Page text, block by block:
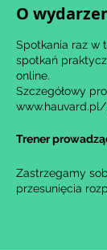
O
Spotkania raz w
spotkań
online.
Szczegółowy
Trener
Zastrzegamy
przesunięcia
anulowania go
się minimalnej